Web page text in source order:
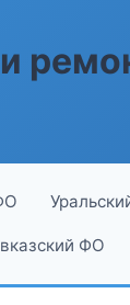
ФО